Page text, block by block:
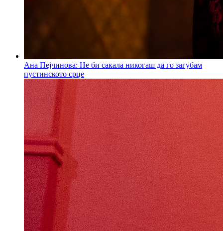
Ана Пејчинова: Не би сакала никогаш да го загубам
пустинското срце